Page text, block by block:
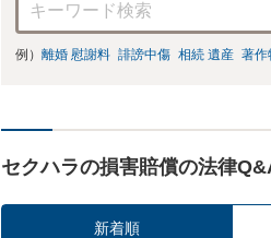
例） 離婚 慰謝料 誹謗中傷 相続 遺産 著作
セクハラの損害賠償の法律
新着順